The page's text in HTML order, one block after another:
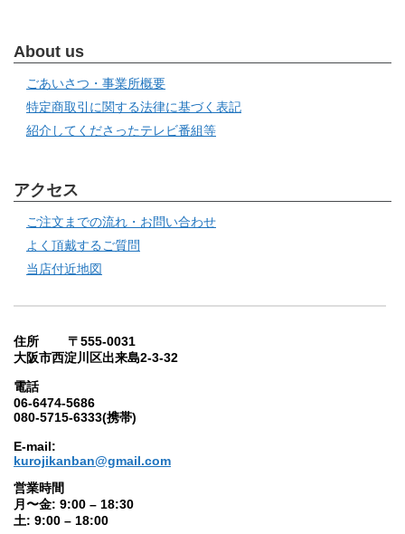
About us
ごあいさつ・事業所概要
特定商取引に関する法律に基づく表記
紹介してくださったテレビ番組等
アクセス
ご注文までの流れ・お問い合わせ
よく頂戴するご質問
当店付近地図
住所 〒555-0031
大阪市西淀川区出来島2-3-32
電話
06-6474-5686
080-5715-6333(携帯)
E-mail:
kurojikanban@gmail.com
営業時間
月〜金: 9:00 – 18:30
土: 9:00 – 18:00